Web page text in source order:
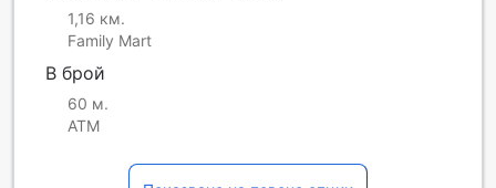
1,16 км.
Family Mart
В брой
60 м.
ATM